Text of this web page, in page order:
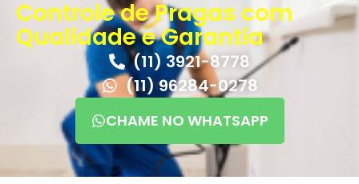
Controle de Pragas com
Qualidade e Garantia
(11) 3921-8778
(11) 96284-0278
CHAME NO WHATSAPP